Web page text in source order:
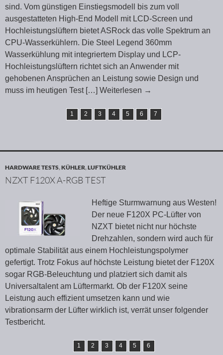
sind. Vom günstigen Einstiegsmodell bis zum voll
ausgestatteten High-End Modell mit LCD-Screen und
Hochleistungslüftern bietet ASRock das volle Spektrum an
CPU-Wasserkühlern. Die Steel Legend 360mm
Wasserkühlung mit integriertem Display und LCP-
Hochleistungslüftern richtet sich an Anwender mit
gehobenen Ansprüchen an Leistung sowie Design und
muss im heutigen Test […] Weiterlesen →
1 2 3 4 5 6 7
HARDWARE TESTS,KÜHLER,LUFTKÜHLER
NZXT F120X A-RGB TEST
Heftige Sturmwarnung aus Westen!
Der neue F120X PC-Lüfter von
NZXT bietet nicht nur höchste
Drehzahlen, sondern wird auch für
optimale Stabilität aus einem Hochleistungspolymer
gefertigt. Trotz Fokus auf höchste Leistung bietet der F120X
sogar RGB-Beleuchtung und platziert sich damit als
Universaltalent am Lüftermarkt. Ob der F120X seine
Leistung auch effizient umsetzen kann und wie
vibrationsarm der Lüfter wirklich ist, verrät unser folgender
Testbericht.
1 2 3 4 5 6